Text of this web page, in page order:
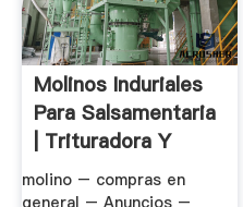
Molinos Induriales
Para Salsamentaria
| Trituradora Y
Molinos
molino – compras en
general – Anuncios –